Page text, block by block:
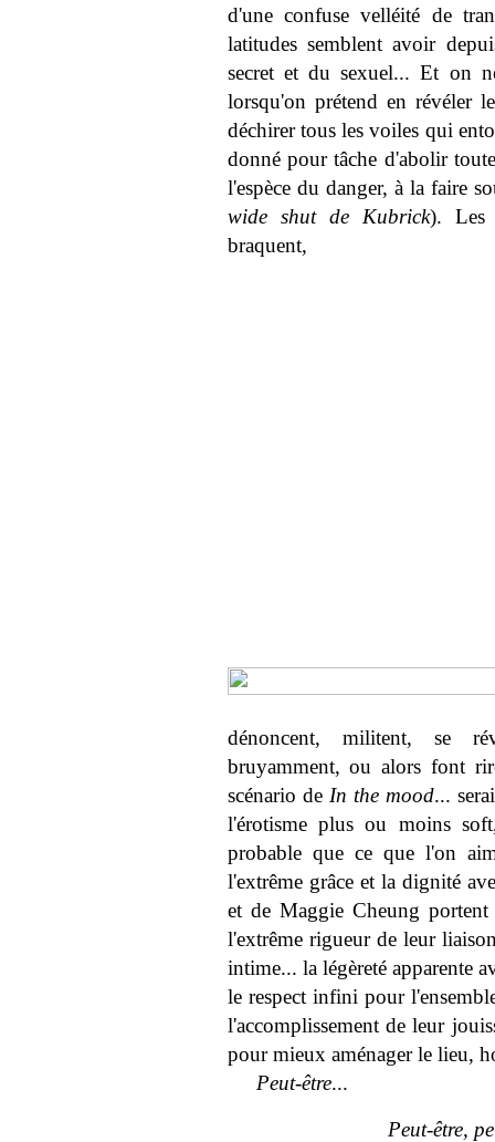
d'une confuse velléité de
latitudes semblent avoir
secret et du sexuel... Et on
lorsqu'on prétend en révéler
déchirer tous les voiles qui
donné pour tâche d'abolir
l'espèce du danger, à la faire
wide shut de Kubrick). Les
braquent,
dénoncent, militent, se
bruyamment, ou alors font
scénario de In the mood...
l'érotisme plus ou moins
probable que ce que l'on
l'extrême grâce et la dignité
et de Maggie Cheung
l'extrême rigueur de leur
intime... la légèreté apparente
le respect infini pour
l'accomplissement de leur
pour mieux aménager le lieu,
Peut-être...
Peut-être,